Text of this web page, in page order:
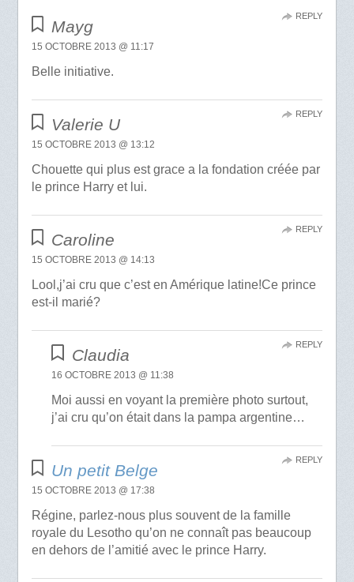
Mayg
15 OCTOBRE 2013 @ 11:17
Belle initiative.
REPLY
Valerie U
15 OCTOBRE 2013 @ 13:12
Chouette qui plus est grace a la fondation créée par
le prince Harry et lui.
REPLY
Caroline
15 OCTOBRE 2013 @ 14:13
Lool,j’ai cru que c’est en Amérique latine!Ce prince
est-il marié?
REPLY
Claudia
16 OCTOBRE 2013 @ 11:38
Moi aussi en voyant la première photo surtout,
j’ai cru qu’on était dans la pampa argentine…
REPLY
Un petit Belge
15 OCTOBRE 2013 @ 17:38
Régine, parlez-nous plus souvent de la famille
royale du Lesotho qu’on ne connaît pas beaucoup
en dehors de l’amitié avec le prince Harry.
REPLY